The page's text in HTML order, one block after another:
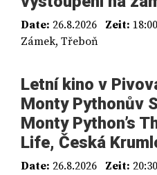
Date: 26.8.2026 Zeit:
Zámek, Třeboň
Letní kino v
Monty Pythonův
Monty Python’s
Life, Česká
Date: 26.8.2026 Zeit: